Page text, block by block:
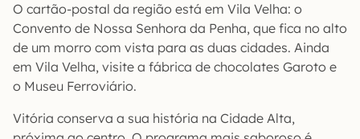
O cartão-postal da região está em Vila Velha: o
Convento de Nossa Senhora da Penha, que fica no alto
de um morro com vista para as duas cidades. Ainda
em Vila Velha, visite a fábrica de chocolates Garoto e
o Museu Ferroviário.
Vitória conserva a sua história na Cidade Alta,